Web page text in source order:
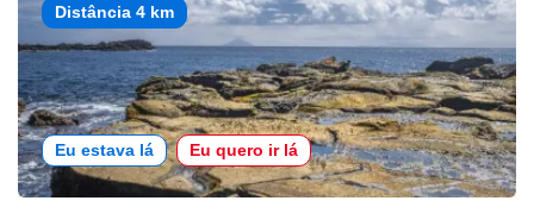
Distância 4 km
Eu estava lá Eu quero ir lá